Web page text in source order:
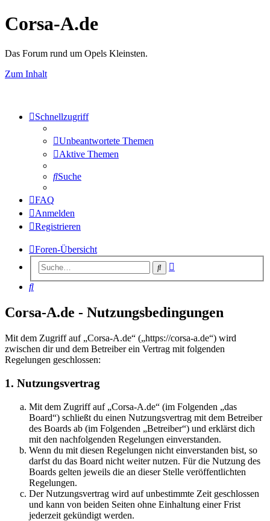
Corsa-A.de
Das Forum rund um Opels Kleinsten.
Zum Inhalt
Schnellzugriff
Unbeantwortete Themen
Aktive Themen
Suche
FAQ
Anmelden
Registrieren
Foren-Übersicht
Suche
Suche
Corsa-A.de - Nutzungsbedingungen
Mit dem Zugriff auf „Corsa-A.de“ („https://corsa-a.de“) wird
zwischen dir und dem Betreiber ein Vertrag mit folgenden
Regelungen geschlossen:
1. Nutzungsvertrag
Mit dem Zugriff auf „Corsa-A.de“ (im Folgenden „das
Board“) schließt du einen Nutzungsvertrag mit dem Betreiber
des Boards ab (im Folgenden „Betreiber“) und erklärst dich
mit den nachfolgenden Regelungen einverstanden.
Wenn du mit diesen Regelungen nicht einverstanden bist, so
darfst du das Board nicht weiter nutzen. Für die Nutzung des
Boards gelten jeweils die an dieser Stelle veröffentlichten
Regelungen.
Der Nutzungsvertrag wird auf unbestimmte Zeit geschlossen
und kann von beiden Seiten ohne Einhaltung einer Frist
jederzeit gekündigt werden.